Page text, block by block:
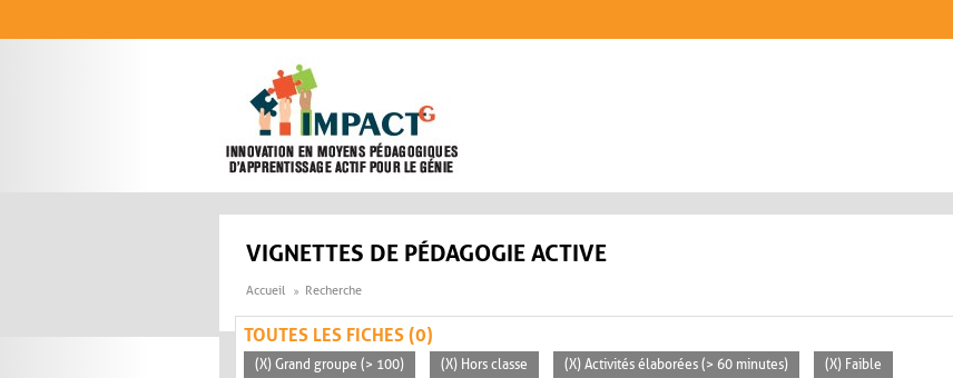
VIGNETTES DE PÉDAGOGIE ACTIVE
Accueil Recherche
TOUTES LES FICHES (0)
(X) Grand groupe (> 100) (X) Hors classe (X) Activités élaborées (> 60 minutes) (X) Faible